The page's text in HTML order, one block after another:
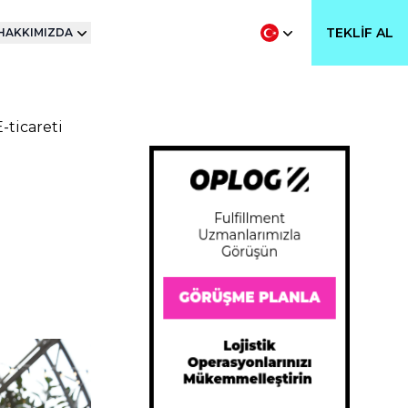
TEKLIF AL
ticareti